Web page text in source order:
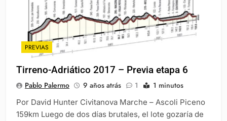
PREVIAS
Tirreno-Adriático 2017 – Previa etapa 6
Pablo Palermo 9 años atrás 1 1 minutos
Por David Hunter Civitanova Marche – Ascoli Piceno
159km Luego de dos días brutales, el lote gozaría de